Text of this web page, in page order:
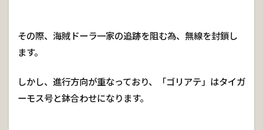
その際、海賊ドーラ一家の追跡を阻む為、無線を封鎖し
ます。
しかし、進行方向が重なっており、「ゴリアテ」はタイガ
ーモス号と鉢合わせになります。